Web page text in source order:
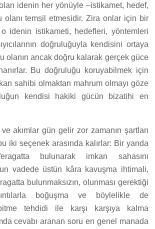
idenin her yönüyle –istikamet, hedef,
olanı temsil etmesidir. Zira onlar için bir
idenin istikameti, hedefleri, yöntemleri
doğruluğuyla kendisini ortaya
olanın ancak doğru kalarak gerçek güce
Bu doğruluğu koruyabilmek için
sahibi olmaktan mahrum olmayı göze
kendisi hakiki gücün bizatihi en
akımlar gün gelir zor zamanın şartları
iki seçenek arasında kalırlar: Bir yanda
bulunarak imkan sahasını
vadede üstün kâra kavuşma ihtimali,
bulunmaksızın, olunması gerektiği
boğuşma ve böylelikle de
tehdidi ile karşı karşıya kalma
cevabı aranan soru en genel manada